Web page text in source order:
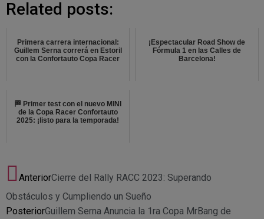
Related posts:
Primera carrera internacional:
Guillem Serna correrá en Estoril
con la Confortauto Copa Racer
¡Espectacular Road Show de
Fórmula 1 en las Calles de
Barcelona!
🏁 Primer test con el nuevo MINI
de la Copa Racer Confortauto
2025: ¡listo para la temporada!
AnteriorCierre del Rally RACC 2023: Superando
Obstáculos y Cumpliendo un Sueño
PosteriorGuillem Serna Anuncia la 1ra Copa MrBang de